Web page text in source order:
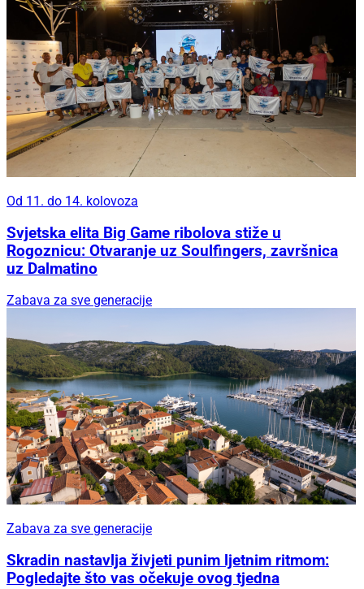
Od 11. do 14. kolovoza
Svjetska elita Big Game ribolova stiže u
Rogoznicu: Otvaranje uz Soulfingers, završnica
uz Dalmatino
Zabava za sve generacije
Zabava za sve generacije
Skradin nastavlja živjeti punim ljetnim ritmom:
Pogledajte što vas očekuje ovog tjedna